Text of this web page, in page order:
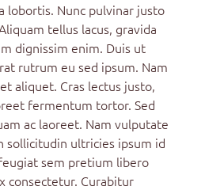
lobortis. Nunc pulvinar justo
tellus lacus, gravida
dignissim enim. Duis ut
rutrum eu sed ipsum. Nam
aliquet. Cras lectus justo,
fermentum tortor. Sed
ac laoreet. Nam vulputate
sollicitudin ultricies ipsum id
sem pretium libero
consectetur. Curabitur